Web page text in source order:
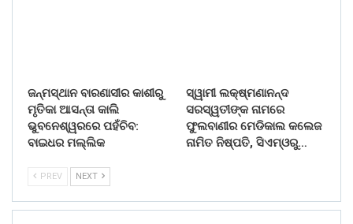
ଜନ୍ମସ୍ଥାନ ବାରଣାସୀର କାଶୀରୁ
ମୃତିକା ଆସନ୍ତା କାଲି
ଭୁବନେଶ୍ୱରରେ ପହଁଚିବ:
ବାଇଧର ମଲ୍ଲିକ
ସ୍ୱାମୀ ଲକ୍ଷ୍ମଣାନନ୍ଦ
ସରସ୍ୱତୀଙ୍କ ନାମରେ
ଫୁଲବାଣୀର ମେଡିକାଲ କଲେଜ
ନାମିତ ନିଷ୍ପତି, ସିଏମ୍‌ଓରୁ…
PREV NEXT